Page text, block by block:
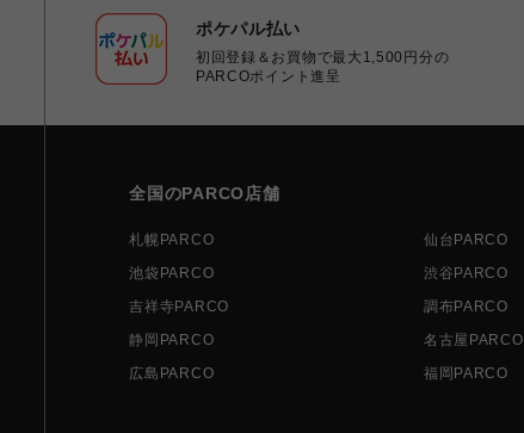
ポケパル払い
初回登録＆お買物で最大1,500円分の
PARCOポイント進呈
全国のPARCO店舗
札幌PARCO 仙台PARCO
池袋PARCO
渋谷PARCO
吉祥寺PARCO
調布PARCO
静岡PARCO
名古屋PARCO
広島PARCO
福岡PARCO